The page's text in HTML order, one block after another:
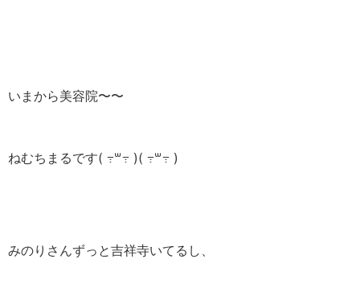
いまから美容院〜〜
ねむちまるです( ߹꒳​߹ )( ߹꒳​߹ )
みのりさんずっと吉祥寺いてるし、